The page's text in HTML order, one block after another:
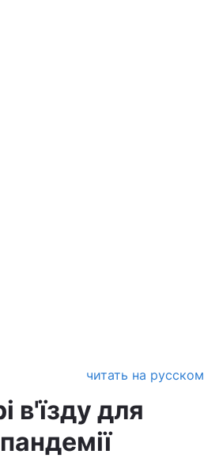
читать на русском
в'їзду для